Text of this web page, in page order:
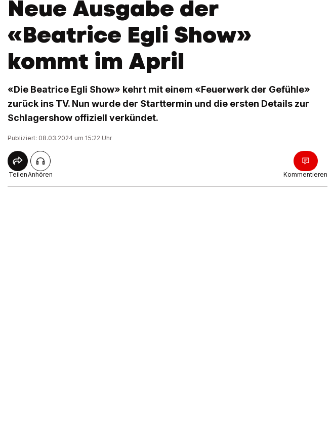
Neue Ausgabe der
«Beatrice Egli Show»
kommt im April
«Die Beatrice Egli Show» kehrt mit einem «Feuerwerk der Gefühle»
zurück ins TV. Nun wurde der Starttermin und die ersten Details zur
Schlagershow offiziell verkündet.
Publiziert: 08.03.2024 um 15:22 Uhr
TeilenAnhören Kommentieren